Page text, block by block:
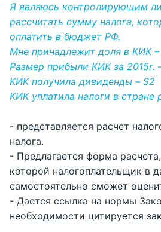
Я являюсь контролирующим
рассчитать сумму налога,
оплатить в бюджет РФ.
Мне принадлежит доля в КИК –
Размер прибыли КИК за 2015г.
КИК получила дивиденды – S2
КИК уплатила налоги в стране
- представляется расчет
налога.
- Предлагается форма
которой налогоплательщик в
самостоятельно сможет
- Дается ссылка на нормы
необходимости цитируется